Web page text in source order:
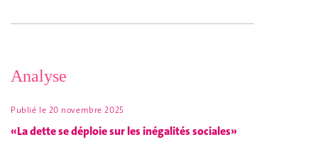
Analyse
Publié le 20 novembre 2025
«La dette se déploie sur les inégalités sociales»